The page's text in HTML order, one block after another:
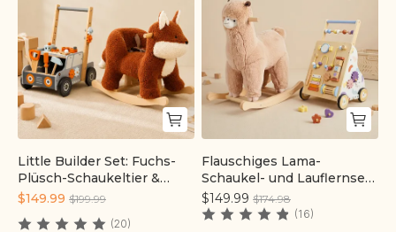
Schnell hinzufügen
Little Builder Set: Fuchs-
Plüsch-Schaukeltier &
Werkstatt-Lauflernhilfe |
$149.99 $199.99
(20)
Schnell hinzufügen
Flauschiges Lama-
Schaukel- und Lauflernset |
labebe®
$149.99 $174.98
(16)